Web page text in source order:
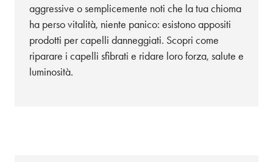
aggressive o semplicemente noti che la tua chioma
ha perso vitalità, niente panico: esistono appositi
prodotti per capelli danneggiati. Scopri come
riparare i capelli sfibrati e ridare loro forza, salute e
luminosità.